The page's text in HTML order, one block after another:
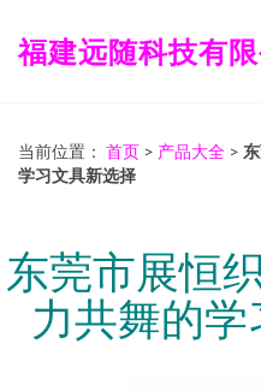
福建远随科技有
当前位置： 首页 > 产品大全 >
学习文具新选择
东莞市展恒
力共舞的